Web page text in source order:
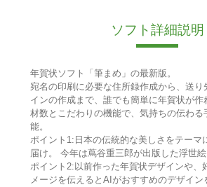
ソフト詳細説明
年賀状ソフト「筆まめ」の最新版。
宛名の印刷に必要な住所録作成から、送り
インの作成まで、誰でも簡単に年賀状が作
材数とこだわりの機能で、気持ちの伝わる
能。
ポイント1:日本の伝統的な美しさをテーマ
届け。 今年は蔦谷重三郎が出版した浮世絵
ポイント2:以前作った年賀状デザインや、
メージを伝えるとAIがおすすめのデザイン